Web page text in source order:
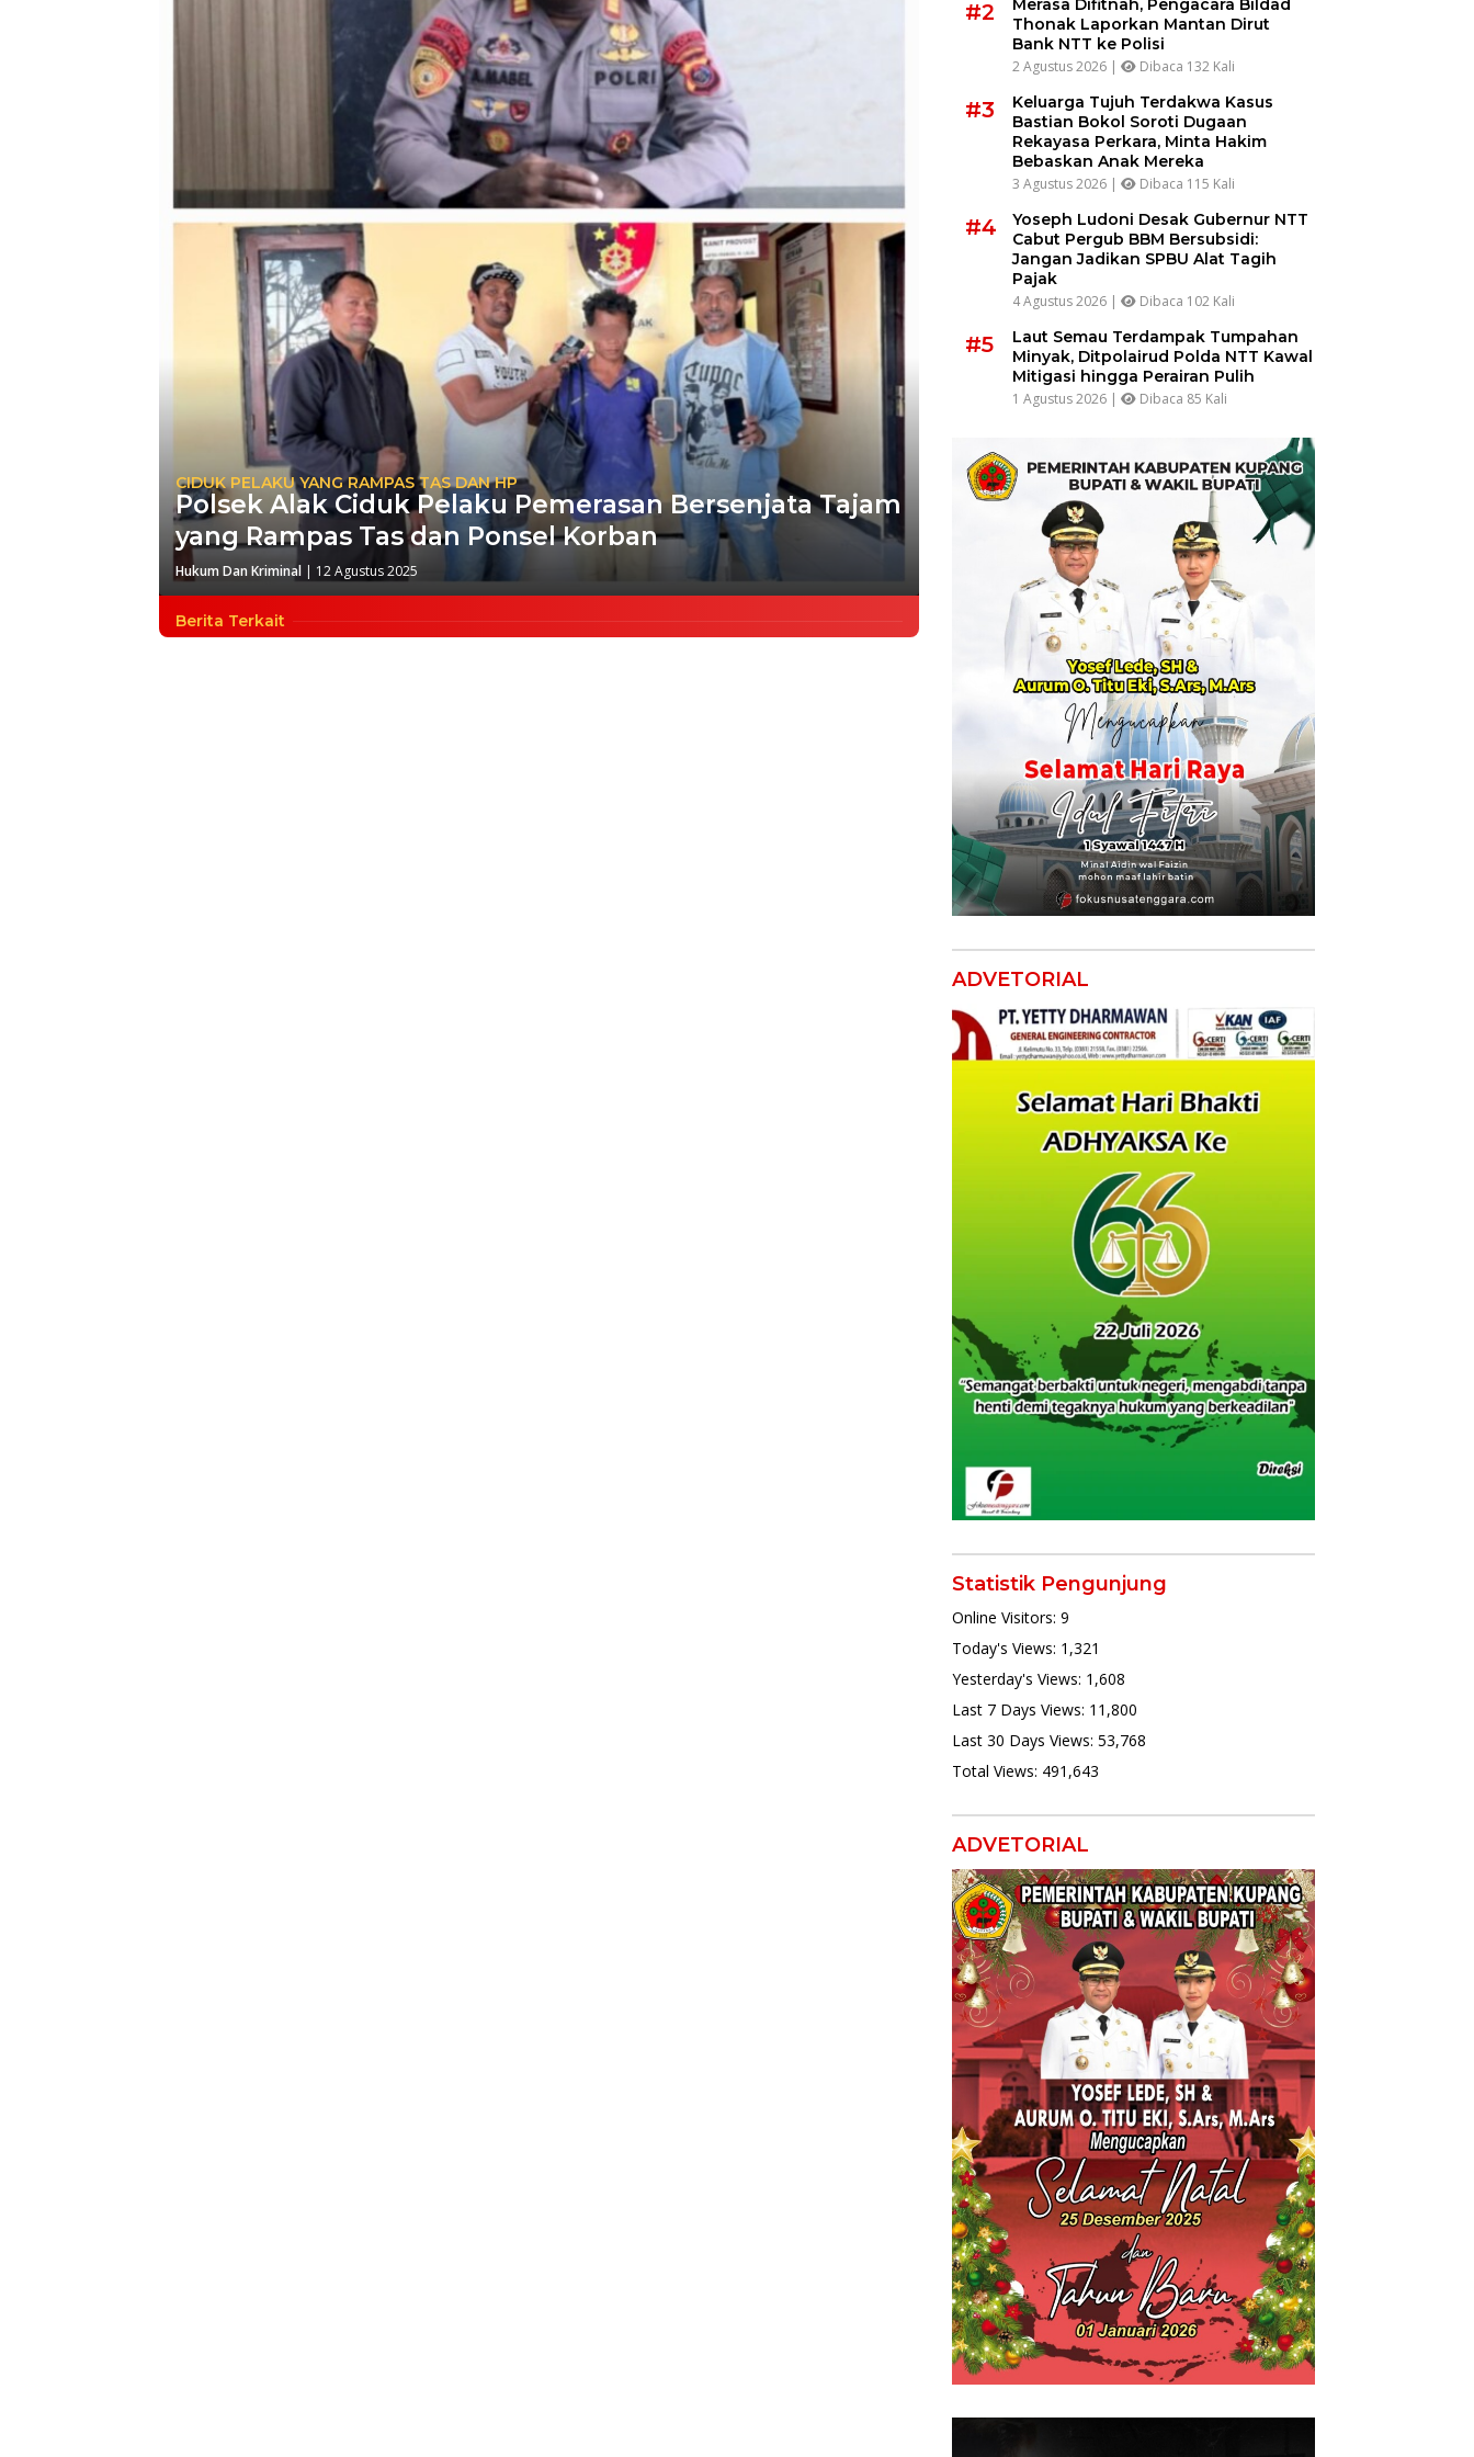
CIDUK PELAKU YANG RAMPAS TAS DAN HP
Polsek Alak Ciduk Pelaku Pemerasan Bersenjata Tajam
yang Rampas Tas dan Ponsel Korban
Hukum Dan Kriminal | 12 Agustus 2025
Berita Terkait
#2
Merasa Difitnah, Pengacara Bildad
Thonak Laporkan Mantan Dirut
Bank NTT ke Polisi
2 Agustus 2026 | Dibaca 132 Kali
#3
Keluarga Tujuh Terdakwa Kasus
Bastian Bokol Soroti Dugaan
Rekayasa Perkara, Minta Hakim
Bebaskan Anak Mereka
3 Agustus 2026 | Dibaca 115 Kali
#4
Yoseph Ludoni Desak Gubernur NTT
Cabut Pergub BBM Bersubsidi:
Jangan Jadikan SPBU Alat Tagih
Pajak
4 Agustus 2026 | Dibaca 102 Kali
#5
Laut Semau Terdampak Tumpahan
Minyak, Ditpolairud Polda NTT Kawal
Mitigasi hingga Perairan Pulih
1 Agustus 2026 | Dibaca 85 Kali
ADVETORIAL
Statistik Pengunjung
Online Visitors: 9
Today's Views: 1,321
Yesterday's Views: 1,608
Last 7 Days Views: 11,800
Last 30 Days Views: 53,768
Total Views: 491,643
ADVETORIAL